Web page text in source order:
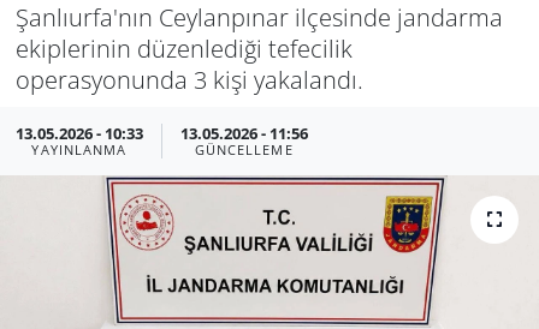
Şanlıurfa'nın Ceylanpınar ilçesinde jandarma
ekiplerinin düzenlediği tefecilik
operasyonunda 3 kişi yakalandı.
13.05.2026 - 10:33
YAYINLANMA
13.05.2026 - 11:56
GÜNCELLEME